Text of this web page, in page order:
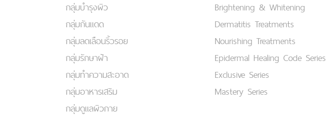
กลุ่มบำรุงผิว
กลุ่มกันแดด
กลุ่มลดเลือนริ้วรอย
กลุ่มรักษาฝ้า
กลุ่มทำความสะอาด
กลุ่มอาหารเสริม
กลุ่มดูแลผิวกาย
Brightening & Whitening
Dermatitis Treatments
Nourishing Treatments
Epidermal Healing Code Series
Exclusive Series
Mastery Series